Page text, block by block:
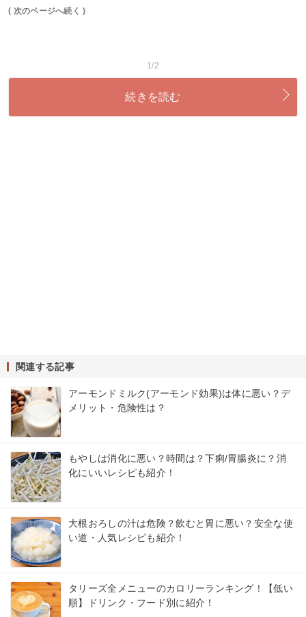
( 次のページへ続く )
1/2
続きを読む
関連する記事
アーモンドミルク(アーモンド効果)は体に悪い？デ
メリット・危険性は？
もやしは消化に悪い？時間は？下痢/胃腸炎に？消
化にいいレシピも紹介！
大根おろしの汁は危険？飲むと胃に悪い？安全な使
い道・人気レシピも紹介！
タリーズ全メニューのカロリーランキング！【低い
順】ドリンク・フード別に紹介！